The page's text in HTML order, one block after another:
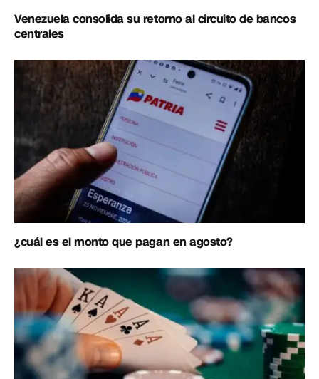
Venezuela consolida su retorno al circuito de bancos
centrales
¿cuál es el monto que pagan en agosto?